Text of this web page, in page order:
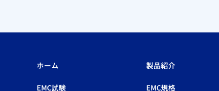
ホーム
EMC試験
製品紹介
EMC規格